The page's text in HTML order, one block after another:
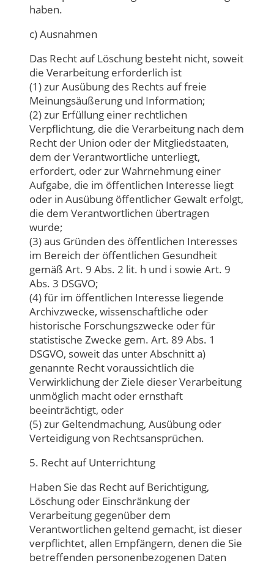
haben.
c) Ausnahmen
Das Recht auf Löschung besteht nicht, soweit
die Verarbeitung erforderlich ist
(1) zur Ausübung des Rechts auf freie
Meinungsäußerung und Information;
(2) zur Erfüllung einer rechtlichen
Verpflichtung, die die Verarbeitung nach dem
Recht der Union oder der Mitgliedstaaten,
dem der Verantwortliche unterliegt,
erfordert, oder zur Wahrnehmung einer
Aufgabe, die im öffentlichen Interesse liegt
oder in Ausübung öffentlicher Gewalt erfolgt,
die dem Verantwortlichen übertragen
wurde;
(3) aus Gründen des öffentlichen Interesses
im Bereich der öffentlichen Gesundheit
gemäß Art. 9 Abs. 2 lit. h und i sowie Art. 9
Abs. 3 DSGVO;
(4) für im öffentlichen Interesse liegende
Archivzwecke, wissenschaftliche oder
historische Forschungszwecke oder für
statistische Zwecke gem. Art. 89 Abs. 1
DSGVO, soweit das unter Abschnitt a)
genannte Recht voraussichtlich die
Verwirklichung der Ziele dieser Verarbeitung
unmöglich macht oder ernsthaft
beeinträchtigt, oder
(5) zur Geltendmachung, Ausübung oder
Verteidigung von Rechtsansprüchen.
5. Recht auf Unterrichtung
Haben Sie das Recht auf Berichtigung,
Löschung oder Einschränkung der
Verarbeitung gegenüber dem
Verantwortlichen geltend gemacht, ist dieser
verpflichtet, allen Empfängern, denen die Sie
betreffenden personenbezogenen Daten